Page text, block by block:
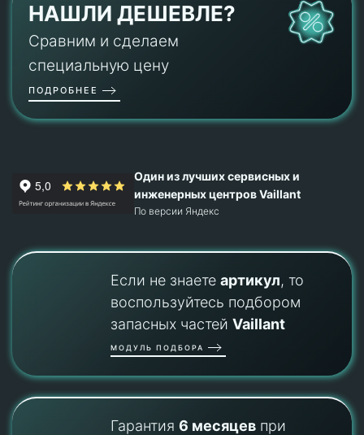
НАШЛИ ДЕШЕВЛЕ?
Сравним и сделаем
специальную цену
ПОДРОБНЕЕ
Один из лучших сервисных и
инженерных центров Vaillant
По версии Яндекс
Если не знаете артикул, то
воспользуйтесь подбором
запасных частей Vaillant
МОДУЛЬ ПОДБОРА
Гарантия 6 месяцевпри